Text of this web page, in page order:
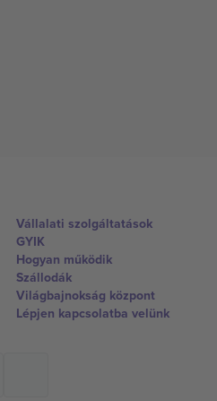
Vállalati szolgáltatások
GYIK
Hogyan működik
Szállodák
Világbajnokság központ
Lépjen kapcsolatba velünk